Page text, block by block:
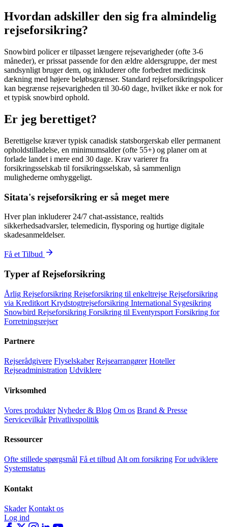
Hvordan adskiller den sig fra almindelig
rejseforsikring?
Snowbird policer er tilpasset længere rejsevarigheder (ofte 3-6
måneder), er prissat passende for den ældre aldersgruppe, der mest
sandsynligt bruger dem, og inkluderer ofte forbedret medicinsk
dækning med højere beløbsgrænser. Standard rejseforsikringspolicer
kan begrænse rejsevarigheden til 30-60 dage, hvilket ikke er nok for
et typisk snowbird ophold.
Er jeg berettiget?
Berettigelse kræver typisk canadisk statsborgerskab eller permanent
opholdstilladelse, en minimumsalder (ofte 55+) og planer om at
forlade landet i mere end 30 dage. Krav varierer fra
forsikringsselskab til forsikringsselskab, så sammenlign
mulighederne omhyggeligt.
Sitata's rejseforsikring er så meget mere
Hver plan inkluderer 24/7 chat-assistance, realtids
sikkerhedsadvarsler, telemedicin, flysporing og hurtige digitale
skadesanmeldelser.
Få et Tilbud
Typer af Rejseforsikring
Årlig Rejseforsikring Rejseforsikring til enkeltrejse Rejseforsikring
via Kreditkort Krydstogtrejseforsikring International Sygesikring
Snowbird Rejseforsikring Forsikring til Eventyrsport Forsikring for
Forretningsrejser
Partnere
Rejserådgivere Flyselskaber Rejsearrangører Hoteller
Rejseadministration Udviklere
Virksomhed
Vores produkter Nyheder & Blog Om os Brand & Presse
Servicevilkår Privatlivspolitik
Ressourcer
Ofte stillede spørgsmål Få et tilbudAlt om forsikring For udviklere
Systemstatus
Kontakt
Skader Kontakt os
Log ind